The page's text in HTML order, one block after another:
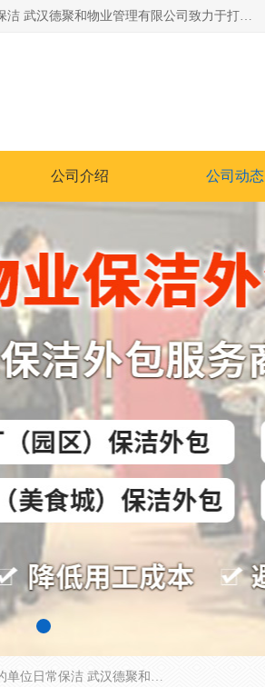
专业提供光谷物业保洁、关谷日常保洁、光谷保洁外包及武汉其他城区的单位日常保洁 武汉德聚和物业管理有限公司致力于打造中国专业物业保洁服务、日常保洁及其他保洁清洗外包服务。自公司成立以来提倡以先进的物业管理理念和模式经营，谋篇布局，以“至诚服务、精益求精、规范管理、锐意拓新”为质量方针，强化内部管理，为业主提供专业化、标准化和精细化的全方位物业服务，管理服务水平得到了广大业主和业内人士的一致好评。
公司介绍 公司动态
专业提供光谷物业保洁、关谷日常保洁、光谷保洁外包及武汉其他城区的单位日常保洁 武汉德聚和物业管理有限公司致力于打造中国专业物业保洁服务、日常保洁及其他保洁清洗外包服务。自公司成立以来提倡以先进的物业管理理念和模式经营，谋篇布局，以“至诚服务、精益求精、规范管理、锐意拓新”为质量方针，强化内部管理，为业主提供专业化、标准化和精细化的全方位物业服务，管理服务水平得到了广大业主和业内人士的一致好评。